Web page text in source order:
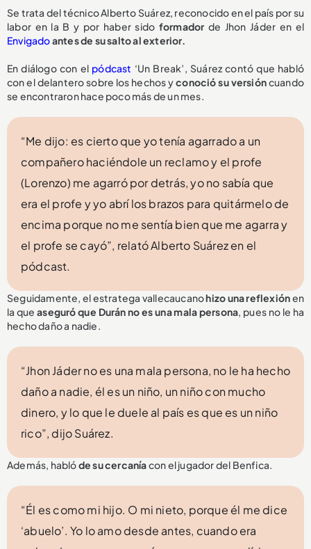
Se trata del técnico Alberto Suárez, reconocido en el país por su
labor en la B y por haber sido formador de Jhon Jáder en el
Envigadoantes de su salto al exterior.
En diálogo con el pódcast ‘Un Break’, Suárez contó que habló
con el delantero sobre los hechos yconoció su versióncuando
se encontraron hace poco más de un mes.
“Me dijo: es cierto que yo tenía agarrado a un
compañero haciéndole un reclamo y el profe
(Lorenzo) me agarró por detrás, yo no sabía que
era el profe y yo abrí los brazos para quitármelo de
encima porque no me sentía bien que me agarra y
el profe se cayó”, relató Alberto Suárez en el
pódcast.
Seguidamente, el estratega vallecaucanohizo una reflexiónen
la queaseguró que Durán no es una mala persona , pues no le ha
hecho daño a nadie.
“Jhon Jáder no es una mala persona, no le ha hecho
daño a nadie, él es un niño, un niño con mucho
dinero, y lo que le duele al país es que es un niño
rico”, dijo Suárez.
Además, hablóde su cercaníacon el jugador del Benfica.
“Él es como mi hijo. O mi nieto, porque él me dice
‘abuelo’. Yo lo amo desde antes, cuando era